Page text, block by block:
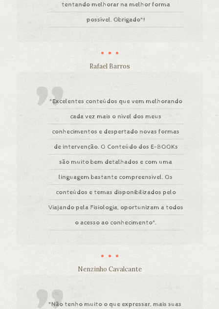
tentando melhorar na melhor forma
possível. Obrigado"!
Rafael Barros
"Excelentes conteúdos que vem melhorando
cada vez mais o nível dos meus
conhecimentos e despertado novas formas
de intervenção. O Conteúdo dos E-BOOKs
são muito bem detalhados e com uma
linguagem bastante compreensível. Os
conteúdos e temas disponibilizados pelo
Viajando pela Fisiologia, oportunizam a todos
o acesso ao conhecimento".
Nenzinho Cavalcante
"Não tenho muito o que expressar, mais suas